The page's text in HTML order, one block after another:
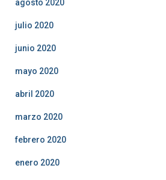
agosto 2020
julio 2020
junio 2020
mayo 2020
abril 2020
marzo 2020
febrero 2020
enero 2020